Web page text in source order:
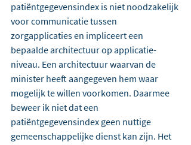
patiëntgegevensindex is niet noodzakelijk
voor communicatie tussen
zorgapplicaties en impliceert een
bepaalde architectuur op applicatie-
niveau. Een architectuur waarvan de
minister heeft aangegeven hem waar
mogelijk te willen voorkomen. Daarmee
beweer ik niet dat een
patiëntgegevensindex geen nuttige
gemeenschappelijke dienst kan zijn. Het